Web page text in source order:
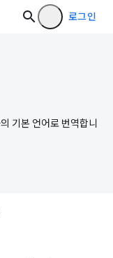
로그인
기본 언어로 번역합니